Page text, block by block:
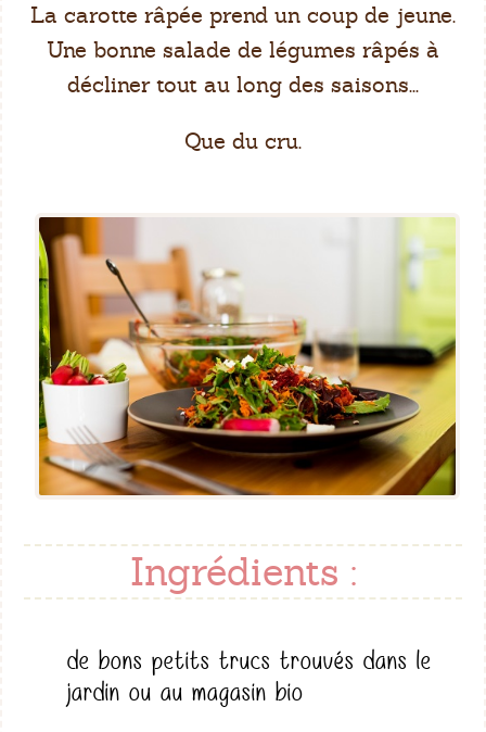
La carotte râpée prend un coup de jeune.
Une bonne salade de légumes râpés à
décliner tout au long des saisons...
Que du cru.
Ingrédients :
de bons petits trucs trouvés dans le
jardin ou au magasin bio